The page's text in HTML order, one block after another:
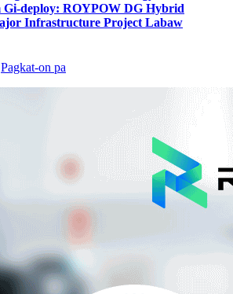
Gi-deploy: ROYPOW DG Hybrid
Infrastructure Project Labaw
Pagkat-on pa